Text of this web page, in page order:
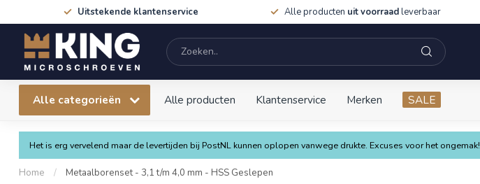
Uitstekende klantenservice Alle producten uit voorraadleverbaar
Alle categorieën Alle producten Klantenservice Merken SALE
Het is erg vervelend maar de levertijden bij PostNL kunnen oplopen vanwege drukte. Excuses voor het ongemak!
Home / Metaalborenset - 3,1 t/m 4,0 mm - HSS Geslepen